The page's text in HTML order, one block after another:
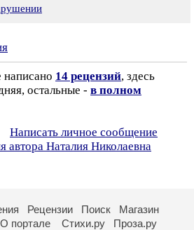
написано 14 рецензий, здесь
остальные - в полном
Написать личное сообщение
автора Наталия Николаевна
Рецензии Поиск
Магазин
О портале Стихи.ру Проза.ру